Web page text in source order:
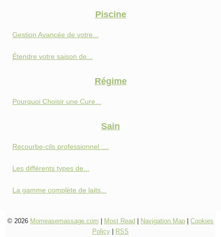
Piscine
Gestion Avancée de votre...
Étendre votre saison de...
Régime
Pourquoi Choisir une Cure...
Sain
Recourbe-cils professionnel :...
Les différents types de...
La gamme complète de laits...
© 2026 Momeasemassage.com Most Read Navigation Map
Cookies
Policy
RSS